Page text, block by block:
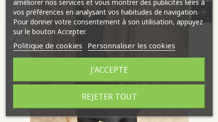
améliorer nos services et vous montrer des publicités liées à
vos préférences en analysant vos habitudes de navigation.
Pour donner votre consentement à son utilisation, appuyez
sur le bouton Accepter.
Politique de cookies Personnaliser les cookies
REJETER TOUT
J'ACCEPTE